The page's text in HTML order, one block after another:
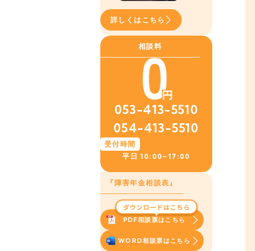
詳しくはこちら
相談料
053-413-5510
054-413-5510
受付時間
平日 10:00~17:00
『障害年金相談表』
PDF相談票はこちら
WORD相談票はこちら